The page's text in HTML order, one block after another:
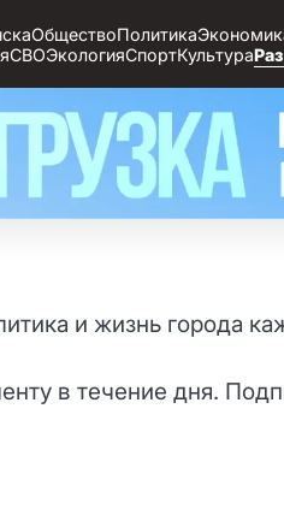
ОбществоПолитика
СВОЭкологияСпортКультура
и жизнь города
в течение дня.